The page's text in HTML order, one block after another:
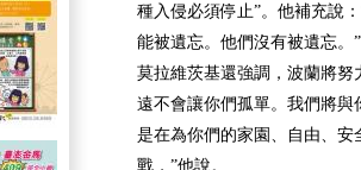
種入侵必須停止”。他補充說
能被遺忘。他們沒有被遺忘。”
莫拉維茨基還強調，波蘭將努
遠不會讓你們孤單。我們將
是在為你們的家園、自由、安
戰，”他說。